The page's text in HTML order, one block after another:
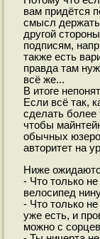
вам придётся
смысл
другой
подписям,
также есть
правда там
всё же...
В итоге
Если всё так,
сделать более
чтобы
обычных
авторитет на
Ниже
- Что только не
велосипед
- Что только
уже есть, и
можно с